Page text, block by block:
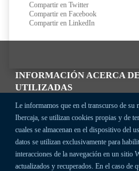
INFORMACIÓN ACERCA
UTILIZADAS
Le informamos que en el transcurso de
Ibercaja, se utilizan cookies propias y de
cuales se almacenan en el dispositivo del
datos se utilizan exclusivamente para
interacciones de la navegación en un sitio
actualizados y recuperados. En el caso de
Compartir en Twitter
Compartir en Facebook
Compartir en LinkedIn